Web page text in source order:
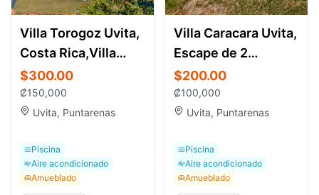
Villa Torogoz Uvita,
Costa Rica,Villa
privada con piscina
y preciosas
$300.00
₡150,000
Uvita, Puntarenas
Piscina
Aire acondicionado
Amueblado
Villa Caracara Uvita,
Escape de 2
habitacione con
piscina privada
$200.00
₡100,000
Uvita, Puntarenas
Piscina
Aire acondicionado
Amueblado